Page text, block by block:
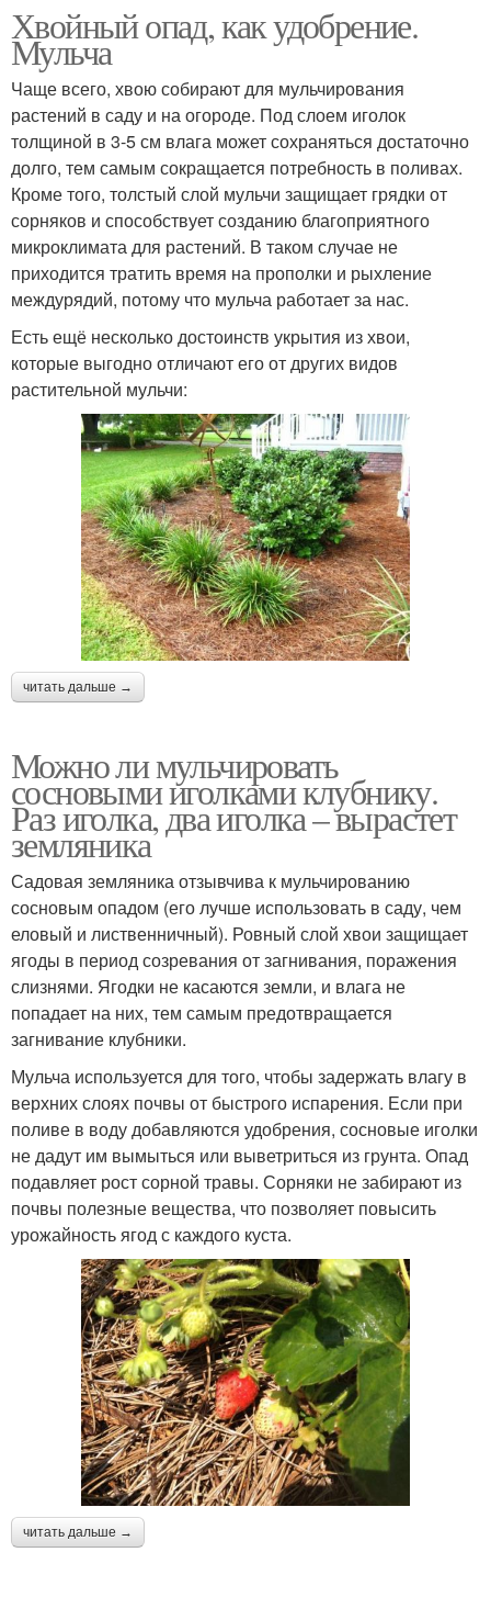
Хвойный опад, как удобрение.
Мульча
Чаще всего, хвою собирают для мульчирования
растений в саду и на огороде. Под слоем иголок
толщиной в 3-5 см влага может сохраняться достаточно
долго, тем самым сокращается потребность в поливах.
Кроме того, толстый слой мульчи защищает грядки от
сорняков и способствует созданию благоприятного
микроклимата для растений. В таком случае не
приходится тратить время на прополки и рыхление
междурядий, потому что мульча работает за нас.
Есть ещё несколько достоинств укрытия из хвои,
которые выгодно отличают его от других видов
растительной мульчи:
читать дальше →
Можно ли мульчировать
сосновыми иголками клубнику.
Раз иголка, два иголка – вырастет
земляника
Садовая земляника отзывчива к мульчированию
сосновым опадом (его лучше использовать в саду, чем
еловый и лиственничный). Ровный слой хвои защищает
ягоды в период созревания от загнивания, поражения
слизнями. Ягодки не касаются земли, и влага не
попадает на них, тем самым предотвращается
загнивание клубники.
Мульча используется для того, чтобы задержать влагу в
верхних слоях почвы от быстрого испарения. Если при
поливе в воду добавляются удобрения, сосновые иголки
не дадут им вымыться или выветриться из грунта. Опад
подавляет рост сорной травы. Сорняки не забирают из
почвы полезные вещества, что позволяет повысить
урожайность ягод с каждого куста.
читать дальше →